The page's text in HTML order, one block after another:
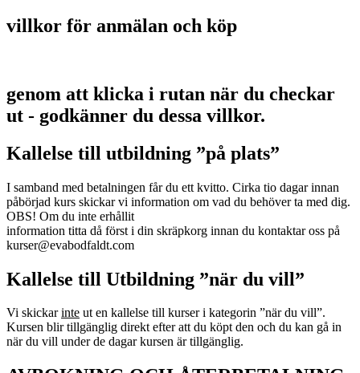
villkor för anmälan och köp
genom att klicka i rutan när du checkar
ut - godkänner du dessa villkor.
Kallelse till utbildning ”på plats”
I samband med betalningen får du ett kvitto. Cirka tio dagar innan
påbörjad kurs skickar vi information om vad du behöver ta med dig.
OBS! Om du inte erhållit
information titta då först i din skräpkorg innan du kontaktar oss på
kurser@evabodfaldt.com
Kallelse till Utbildning ”när du vill”
Vi skickarinte ut en kallelse till kurser i kategorin ”när du vill”.
Kursen blir tillgänglig direkt efter att du köpt den och du kan gå in
när du vill under de dagar kursen är tillgänglig.